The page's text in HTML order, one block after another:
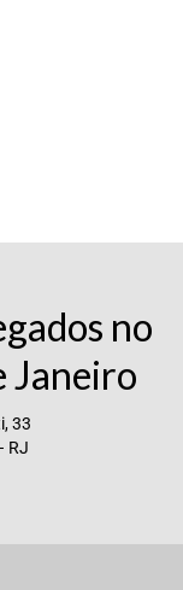
no
Janeiro
33
RJ